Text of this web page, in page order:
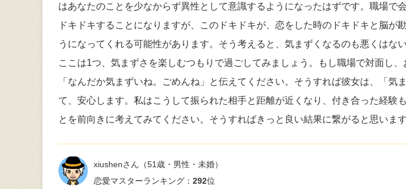
はあなたのことを少なからず異性として意識するようになったはずです。職場で
ドキドキすることになりますが、このドキドキが、恋をした時のドキドキと脳が
うになってくれる可能性があります。そう考えると、気まずくなるのも悪くはな
ここは1つ、気まずさを楽しむつもりで過ごしてみましょう。もし職場で対面し、
「なんだか気まずいね。ごめんね」と伝えてください。そうすれば彼女は、「気
て、安心します。私はこうして振られた相手と距離が近くなり、付き合った経験
とを前向きに考えてみてください。そうすればきっと良い結果に繋がると思います
xiushenさん （51歳・男性・未婚）
恋愛マスターランキング： 292位